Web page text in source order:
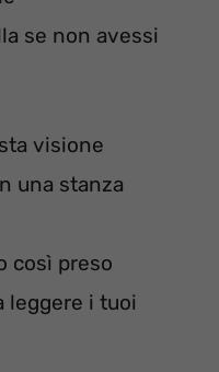
se non avessi
visione
una stanza
così preso
leggere i tuoi